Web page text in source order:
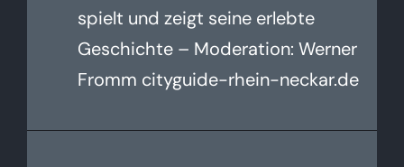
spielt und zeigt seine erlebte
Geschichte – Moderation: Werner
Fromm cityguide-rhein-neckar.de